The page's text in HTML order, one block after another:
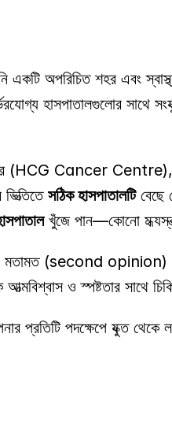
অপরিচিত শহর এবং
সাথে সংযুক্ত
(HCG Cancer
সঠিক হাসপাতালটি বেছে
খুঁজে পান—কোনো
মতামত (second
ও স্পষ্টতার সাথে
পদক্ষেপে যুক্ত থেকে